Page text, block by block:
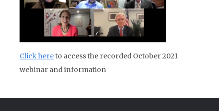
Click hereto access the recorded October 2021
webinar and information